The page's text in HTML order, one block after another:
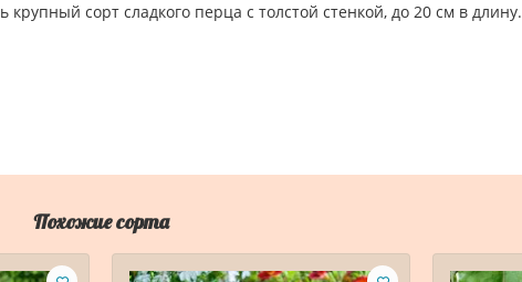
сорт сладкого перца с толстой стенкой, до 20 см в длину.
Похожие сорта